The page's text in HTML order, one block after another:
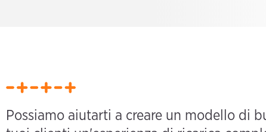
Possiamo aiutarti a creare un modello di